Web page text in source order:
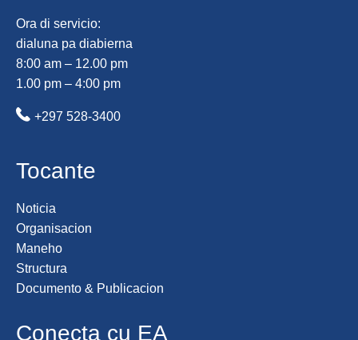
Ora di servicio:
dialuna pa diabierna
8:00 am – 12.00 pm
1.00 pm – 4:00 pm
+297 528-3400
Tocante
Noticia
Organisacion
Maneho
Structura
Documento & Publicacion
Conecta cu EA